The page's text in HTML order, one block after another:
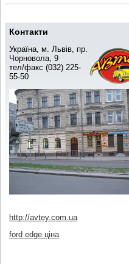
Контакти
Україна, м. Львів, пр.
Чорновола, 9
тел/факс (032) 225-
55-50
http://avtey.com.ua
ford edge ціна